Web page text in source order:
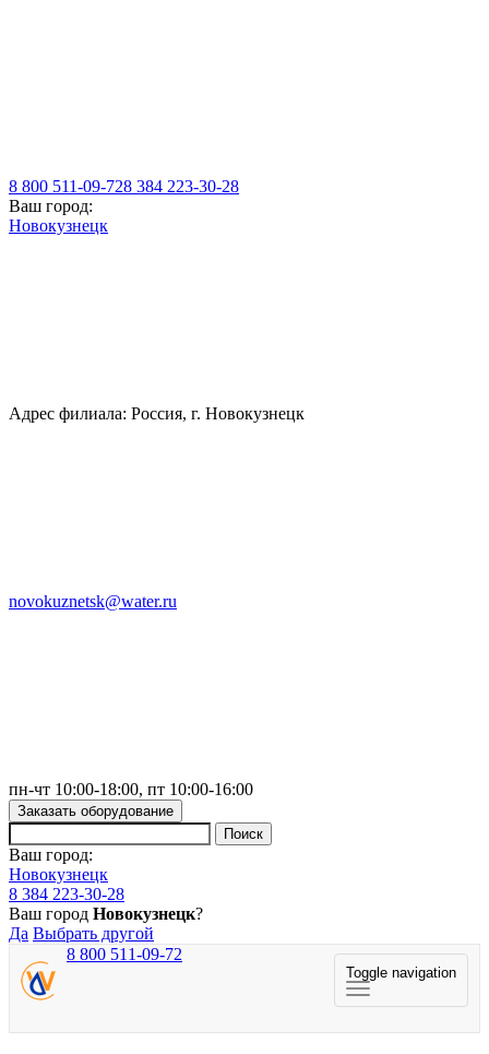
8 800 511-09-728 384 223-30-28
Ваш город:
Новокузнецк
Адрес филиала: Россия, г. Новокузнецк
novokuznetsk@water.ru
пн-чт 10:00-18:00, пт 10:00-16:00
Заказать оборудование
Ваш город:
Новокузнецк
8 384 223-30-28
Ваш город Новокузнецк?
Да Выбрать другой
Toggle navigation
8 800 511-09-72